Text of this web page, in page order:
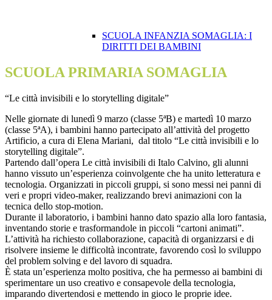
SCUOLA INFANZIA SOMAGLIA: I
DIRITTI DEI BAMBINI
SCUOLA PRIMARIA SOMAGLIA
“Le città invisibili e lo storytelling digitale”
Nelle giornate di lunedì 9 marzo (classe 5ªB) e martedì 10 marzo
(classe 5ªA), i bambini hanno partecipato all’attività del progetto
Artificio, a cura di Elena Mariani, dal titolo “Le città invisibili e lo
storytelling digitale”.
Partendo dall’opera Le città invisibili di Italo Calvino, gli alunni
hanno vissuto un’esperienza coinvolgente che ha unito letteratura e
tecnologia. Organizzati in piccoli gruppi, si sono messi nei panni di
veri e propri video-maker, realizzando brevi animazioni con la
tecnica dello stop-motion.
Durante il laboratorio, i bambini hanno dato spazio alla loro fantasia,
inventando storie e trasformandole in piccoli “cartoni animati”.
L’attività ha richiesto collaborazione, capacità di organizzarsi e di
risolvere insieme le difficoltà incontrate, favorendo così lo sviluppo
del problem solving e del lavoro di squadra.
È stata un’esperienza molto positiva, che ha permesso ai bambini di
sperimentare un uso creativo e consapevole della tecnologia,
imparando divertendosi e mettendo in gioco le proprie idee.